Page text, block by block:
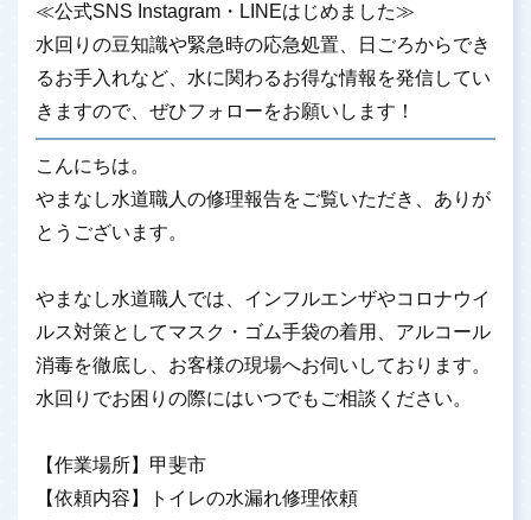
≪公式SNS Instagram・LINEはじめました≫
水回りの豆知識や緊急時の応急処置、日ごろからでき
るお手入れなど、水に関わるお得な情報を発信してい
きますので、ぜひフォローをお願いします！
こんにちは。
やまなし水道職人の修理報告をご覧いただき、ありが
とうございます。
やまなし水道職人では、インフルエンザやコロナウイ
ルス対策としてマスク・ゴム手袋の着用、アルコール
消毒を徹底し、お客様の現場へお伺いしております。
水回りでお困りの際にはいつでもご相談ください。
【作業場所】甲斐市
【依頼内容】トイレの水漏れ修理依頼